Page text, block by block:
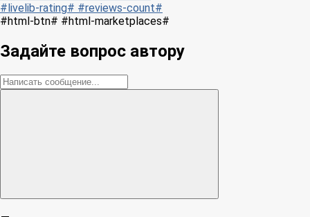
#livelib-rating# #reviews-count#
#html-btn# #html-marketplaces#
Задайте вопрос автору